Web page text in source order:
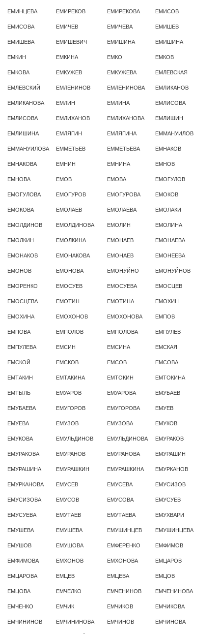
ЕМИНЦЕВА ЕМИРЕКОВ ЕМИРЕКОВА ЕМИСОВ
ЕМИСОВА ЕМИЧЕВ ЕМИЧЕВА ЕМИШЕВ
ЕМИШЕВА ЕМИШЕВИЧ ЕМИШИНА ЕМИШИНА
ЕМКИН ЕМКИНА ЕМКО ЕМКОВ
ЕМКОВА ЕМКУЖЕВ ЕМКУЖЕВА ЕМЛЕВСКАЯ
ЕМЛЕВСКИЙ ЕМЛЕНИНОВ ЕМЛЕНИНОВА ЕМЛИКАНОВ
ЕМЛИКАНОВА ЕМЛИН ЕМЛИНА ЕМЛИСОВА
ЕМЛИСОВА ЕМЛИХАНОВ ЕМЛИХАНОВА ЕМЛИШИН
ЕМЛИШИНА ЕМЛЯГИН ЕМЛЯГИНА ЕММАНУИЛОВ
ЕММАНУИЛОВА ЕММЕТЬЕВ ЕММЕТЬЕВА ЕМНАКОВ
ЕМНАКОВА ЕМНИН ЕМНИНА ЕМНОВ
ЕМНОВА ЕМОВ ЕМОВА ЕМОГУЛОВ
ЕМОГУЛОВА ЕМОГУРОВ ЕМОГУРОВА ЕМОКОВ
ЕМОКОВА ЕМОЛАЕВ ЕМОЛАЕВА ЕМОЛАКИ
ЕМОЛДИНОВ ЕМОЛДИНОВА ЕМОЛИН ЕМОЛИНА
ЕМОЛКИН ЕМОЛКИНА ЕМОНАЕВ ЕМОНАЕВА
ЕМОНАКОВ ЕМОНАКОВА ЕМОНАЕВ ЕМОНЕЕВА
ЕМОНОВ ЕМОНОВА ЕМОНУЙНО ЕМОНУЙНОВ
ЕМОРЕНКО ЕМОСУЕВ ЕМОСУЕВА ЕМОСЦЕВ
ЕМОСЦЕВА ЕМОТИН ЕМОТИНА ЕМОХИН
ЕМОХИНА ЕМОХОНОВ ЕМОХОНОВА ЕМПОВ
ЕМПОВА ЕМПОЛОВ ЕМПОЛОВА ЕМПУЛЕВ
ЕМПУЛЕВА ЕМСИН ЕМСИНА ЕМСКАЯ
ЕМСКОЙ ЕМСКОВ ЕМСОВ ЕМСОВА
ЕМТАКИН ЕМТАКИНА ЕМТОКИН ЕМТОКИНА
ЕМТЫЛЬ ЕМУАРОВ ЕМУАРОВА ЕМУБАЕВ
ЕМУБАЕВА ЕМУГОРОВ ЕМУГОРОВА ЕМУЕВ
ЕМУЕВА ЕМУЗОВ ЕМУЗОВА ЕМУКОВ
ЕМУКОВА ЕМУЛЬДИНОВ ЕМУЛЬДИНОВА ЕМУРАКОВ
ЕМУРАКОВА ЕМУРАНОВ ЕМУРАНОВА ЕМУРАШИН
ЕМУРАШИНА ЕМУРАШКИН ЕМУРАШКИНА ЕМУРКАНОВ
ЕМУРКАНОВА ЕМУСЕВ ЕМУСЕВА ЕМУСИЗОВ
ЕМУСИЗОВА ЕМУСОВ ЕМУСОВА ЕМУСУЕВ
ЕМУСУЕВА ЕМУТАЕВ ЕМУТАЕВА ЕМУХВАРИ
ЕМУШЕВА ЕМУШЕВА ЕМУШИНЦЕВ ЕМУШИНЦЕВА
ЕМУШОВ ЕМУШОВА ЕМФЕРЕНКО ЕМФИМОВ
ЕМФИМОВА ЕМХОНОВ ЕМХОНОВА ЕМЦАРОВ
ЕМЦАРОВА ЕМЦЕВ ЕМЦЕВА ЕМЦОВ
ЕМЦОВА ЕМЧЕЛКО ЕМЧЕНИНОВ ЕМЧЕНИНОВА
ЕМЧЕНКО ЕМЧИК ЕМЧИКОВ ЕМЧИКОВА
ЕМЧИНИНОВ ЕМЧИНИНОВА ЕМЧИНОВ ЕМЧИНОВА